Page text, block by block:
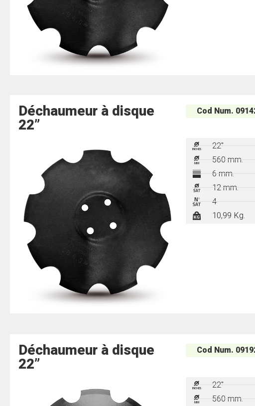
Déchaumeur à disque
22”
Cod Num.
22"
560 mm.
6 mm.
12 mm.
4
10,99 Kg.
Déchaumeur à disque
22”
Cod Num.
22"
560 mm.